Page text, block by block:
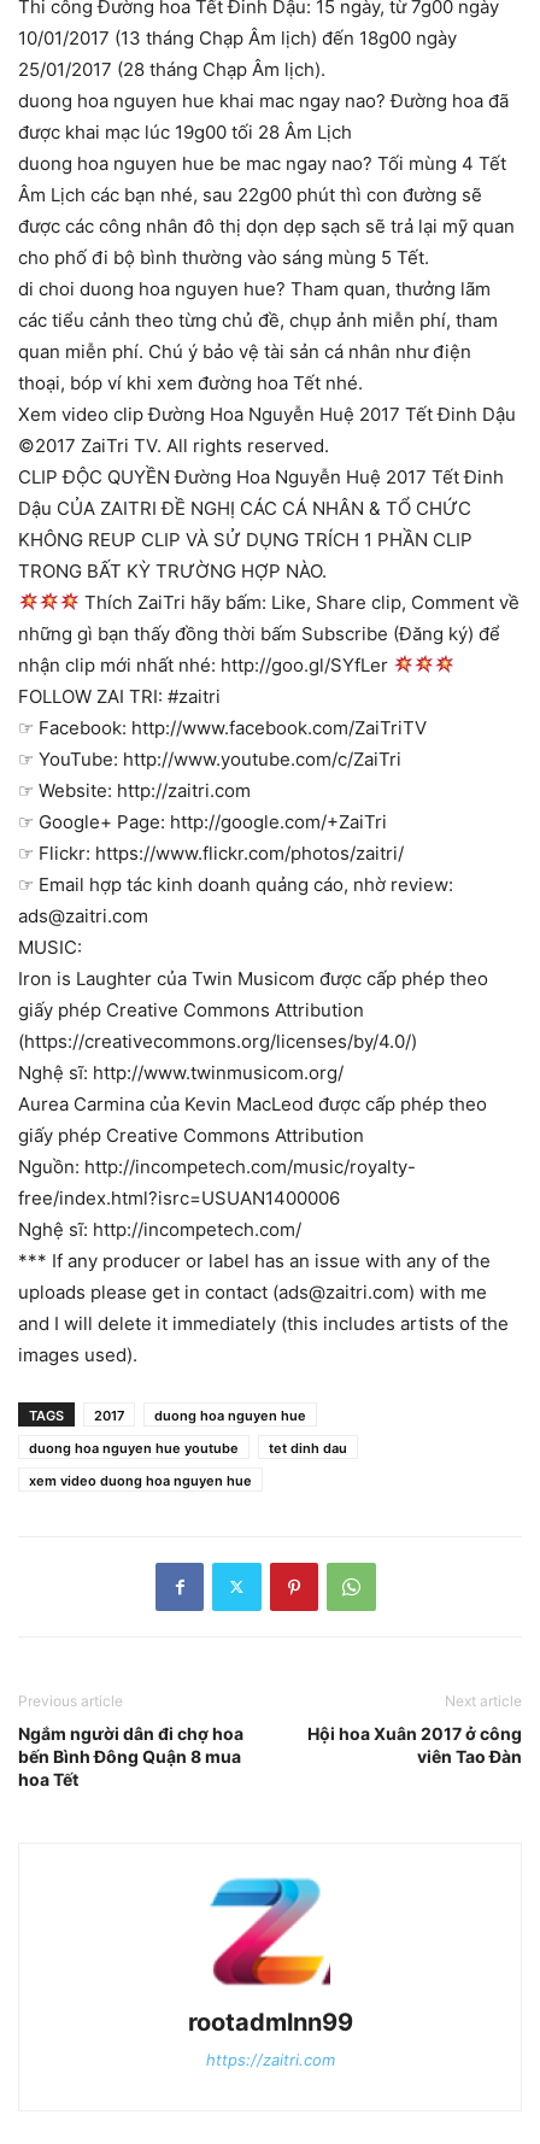
Thi công Đường hoa Tết Đinh Dậu: 15 ngày, từ 7g00 ngày
10/01/2017 (13 tháng Chạp Âm lịch) đến 18g00 ngày
25/01/2017 (28 tháng Chạp Âm lịch).
duong hoa nguyen hue khai mac ngay nao? Đường hoa đã
được khai mạc lúc 19g00 tối 28 Âm Lịch
duong hoa nguyen hue be mac ngay nao? Tối mùng 4 Tết
Âm Lịch các bạn nhé, sau 22g00 phút thì con đường sẽ
được các công nhân đô thị dọn dẹp sạch sẽ trả lại mỹ quan
cho phố đi bộ bình thường vào sáng mùng 5 Tết.
di choi duong hoa nguyen hue? Tham quan, thưởng lãm
các tiểu cảnh theo từng chủ đề, chụp ảnh miễn phí, tham
quan miễn phí. Chú ý bảo vệ tài sản cá nhân như điện
thoại, bóp ví khi xem đường hoa Tết nhé.
Xem video clip Đường Hoa Nguyễn Huệ 2017 Tết Đinh Dậu
©2017 ZaiTri TV. All rights reserved.
CLIP ĐỘC QUYỀN Đường Hoa Nguyễn Huệ 2017 Tết Đinh
Dậu CỦA ZAITRI ĐỀ NGHỊ CÁC CÁ NHÂN & TỔ CHỨC
KHÔNG REUP CLIP VÀ SỬ DỤNG TRÍCH 1 PHẦN CLIP
TRONG BẤT KỲ TRƯỜNG HỢP NÀO.
Thích ZaiTri hãy bấm: Like, Share clip, Comment về
những gì bạn thấy đồng thời bấm Subscribe (Đăng ký) để
nhận clip mới nhất nhé: http://goo.gl/SYfLer
FOLLOW ZAI TRI: #zaitri
☞ Facebook: http://www.facebook.com/ZaiTriTV
☞ YouTube: http://www.youtube.com/c/ZaiTri
☞ Website: http://zaitri.com
☞ Google+ Page: http://google.com/+ZaiTri
☞ Flickr: https://www.flickr.com/photos/zaitri/
☞ Email hợp tác kinh doanh quảng cáo, nhờ review:
ads@zaitri.com
MUSIC:
Iron is Laughter của Twin Musicom được cấp phép theo
giấy phép Creative Commons Attribution
(https://creativecommons.org/licenses/by/4.0/)
Nghệ sĩ: http://www.twinmusicom.org/
Aurea Carmina của Kevin MacLeod được cấp phép theo
giấy phép Creative Commons Attribution
Nguồn: http://incompetech.com/music/royalty-
free/index.html?isrc=USUAN1400006
Nghệ sĩ: http://incompetech.com/
*** If any producer or label has an issue with any of the
uploads please get in contact (ads@zaitri.com) with me
and I will delete it immediately (this includes artists of the
images used).
TAGS 2017
duong hoa nguyen hue
duong hoa nguyen hue youtube
tet dinh dau
xem video duong hoa nguyen hue
Previous article
Ngắm người dân đi chợ hoa
bến Bình Đông Quận 8 mua
hoa Tết
Next article
Hội hoa Xuân 2017 ở công
viên Tao Đàn
rootadmlnn99
https://zaitri.com